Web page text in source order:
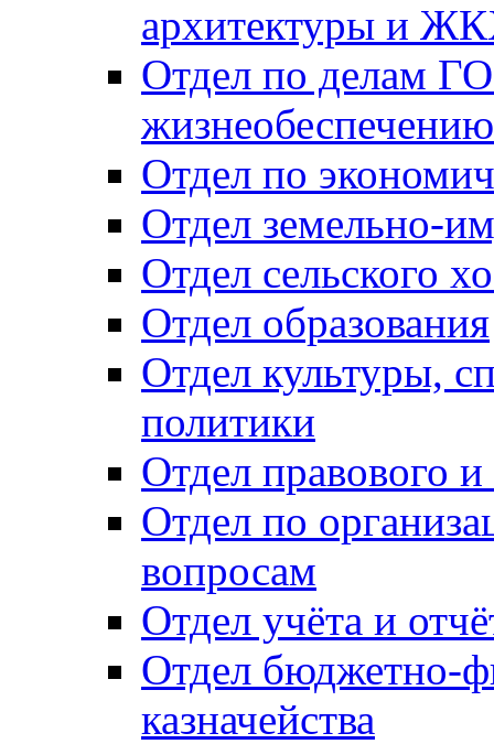
архитектуры и
Отдел по делам
Отдел по
Отдел земельно-
Отдел сельского
Отдел образования
Отдел культуры,
политики
Отдел правового
Отдел по
вопросам
Отдел учёта и
Отдел бюджетно-
казначейства